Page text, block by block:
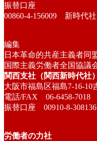
振替口座
00860-4-156009 新時代社
編集
日本革命的共産主義者同
国際主義労働者全国協議
関西支社（関西新時代社）
大阪市福島区福島7-16-10
電話/FAX 06-6458-7018
振替口座 00910-8-308136
労働者の力社